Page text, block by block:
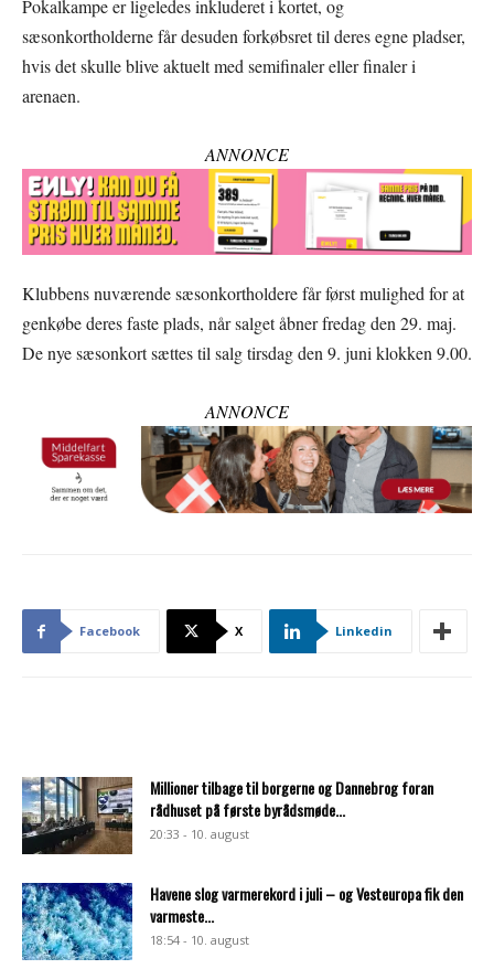
Pokalkampe er ligeledes inkluderet i kortet, og
sæsonkortholderne får desuden forkøbsret til deres egne pladser,
hvis det skulle blive aktuelt med semifinaler eller finaler i
arenaen.
ANNONCE
Klubbens nuværende sæsonkortholdere får først mulighed for at
genkøbe deres faste plads, når salget åbner fredag den 29. maj.
De nye sæsonkort sættes til salg tirsdag den 9. juni klokken 9.00.
ANNONCE
Facebook X Linkedin
Millioner tilbage til borgerne og Dannebrog foran
rådhuset på første byrådsmøde...
20:33 - 10. august
Havene slog varmerekord i juli – og Vesteuropa fik den
varmeste...
18:54 - 10. august